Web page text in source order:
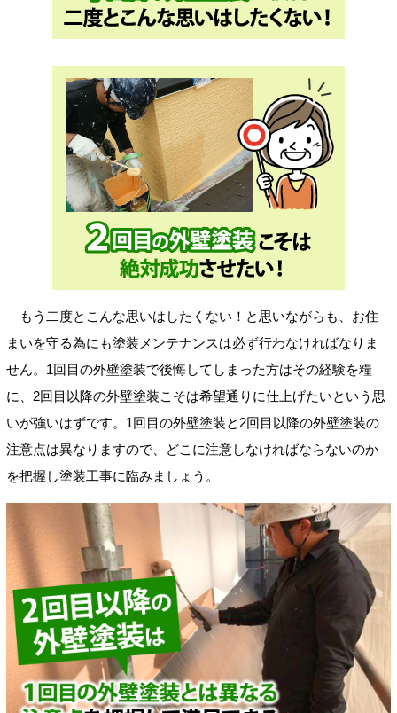
もう二度とこんな思いはしたくない！と思いながらも、お住
まいを守る為にも塗装メンテナンスは必ず行わなければなりま
せん。1回目の外壁塗装で後悔してしまった方はその経験を糧
に、2回目以降の外壁塗装こそは希望通りに仕上げたいという思
いが強いはずです。1回目の外壁塗装と2回目以降の外壁塗装の
注意点は異なりますので、どこに注意しなければならないのか
を把握し塗装工事に臨みましょう。